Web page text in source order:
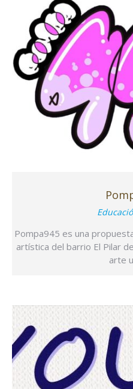
Pompa945 es una
artística del barrio El Pilar
arte